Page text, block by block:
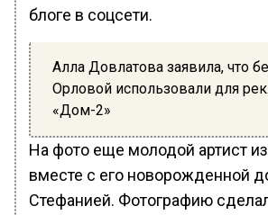
блоге в соцсети.
Алла Довлатова заявила, что
Орловой использовали для
«Дом-2»
На фото еще молодой артист
вместе с его новорожденной
Стефанией. Фотографию